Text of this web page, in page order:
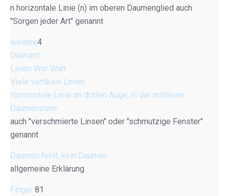
n horizontale Linie (n) im oberen Daumenglied auch
"Sorgen jeder Art" genannt
weitere4
Diamant
Linien Wirr Warr
Viele vertikale Linien
Horizontale Linie im dritten Auge, in der mittleren
Daumenzone
auch "verschmierte Linsen" oder "schmutzige Fenster"
genannt
Daumen fehlt, kein Daumen
allgemeine Erklärung
Finger 81